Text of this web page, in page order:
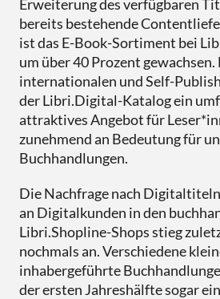
Erweiterung des verfügbaren
bereits bestehende
ist das E-Book-Sortiment bei
um über 40 Prozent
internationalen und Self-
der Libri.Digital-Katalog ein
attraktives Angebot für
zunehmend an Bedeutung für
Buchhandlungen.
Die Nachfrage nach
an Digitalkunden in den
Libri.Shopline-Shops stieg
nochmals an. Verschiedene
inhabergeführte
der ersten Jahreshälfte sogar